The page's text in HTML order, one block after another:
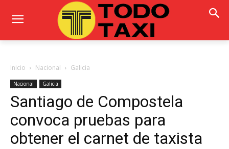
Inicio Nacional Galicia
Nacional Galicia
Santiago de Compostela
convoca pruebas para
obtener el carnet de taxista